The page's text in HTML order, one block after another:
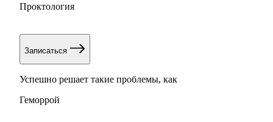
Проктология
Записаться
Успешно решает такие проблемы, как
Геморрой